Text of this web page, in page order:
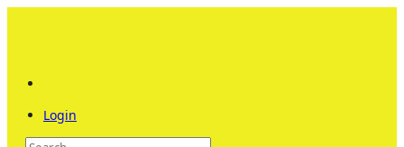
Login